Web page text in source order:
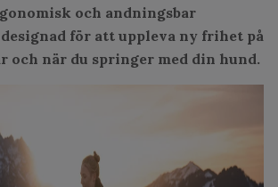
och andningsbar
för att uppleva ny frihet på
och när du springer med din hund.